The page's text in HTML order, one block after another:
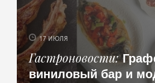
17 ИЮЛЯ
Гастроновости
виниловый бар и